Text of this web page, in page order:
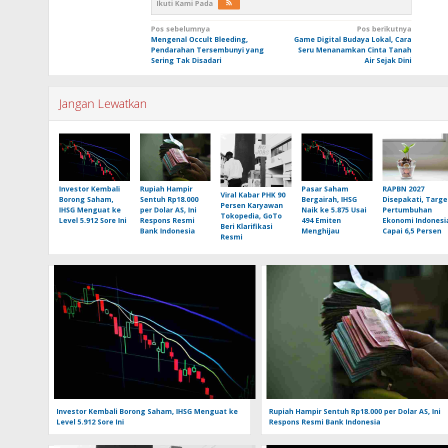
Ikuti Kami Pada
Navigasi
pos
Pos sebelumnya
Mengenal Occult Bleeding,
Pendarahan Tersembunyi yang
Sering Tak Disadari
Pos berikutnya
Game Digital Budaya Lokal, Cara
Seru Menanamkan Cinta Tanah
Air Sejak Dini
Jangan Lewatkan
Investor Kembali
Borong Saham,
IHSG Menguat ke
Level 5.912 Sore Ini
Rupiah Hampir
Sentuh Rp18.000
per Dolar AS, Ini
Respons Resmi
Bank Indonesia
Viral Kabar PHK 90
Persen Karyawan
Tokopedia, GoTo
Beri Klarifikasi
Resmi
Pasar Saham
Bergairah, IHSG
Naik ke 5.875 Usai
494 Emiten
Menghijau
RAPBN 2027
Disepakati,
Pertumbuhan
Ekonomi
Capai 6,5 Persen
Investor Kembali Borong Saham, IHSG Menguat ke
Level 5.912 Sore Ini
Rupiah Hampir Sentuh Rp18.000 per Dolar AS, Ini
Respons Resmi Bank Indonesia